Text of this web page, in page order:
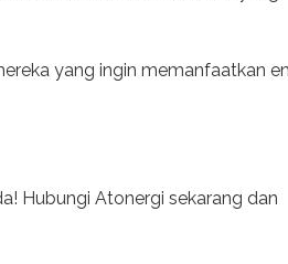
yang ingin memanfaatkan
Hubungi Atonergi sekarang dan